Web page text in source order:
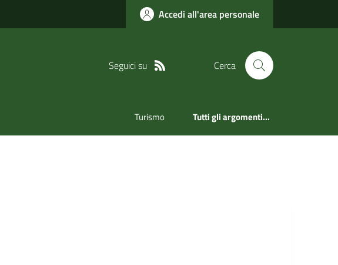
Accedi all'area personale
Seguici su Cerca
Turismo Tutti gli argomenti...